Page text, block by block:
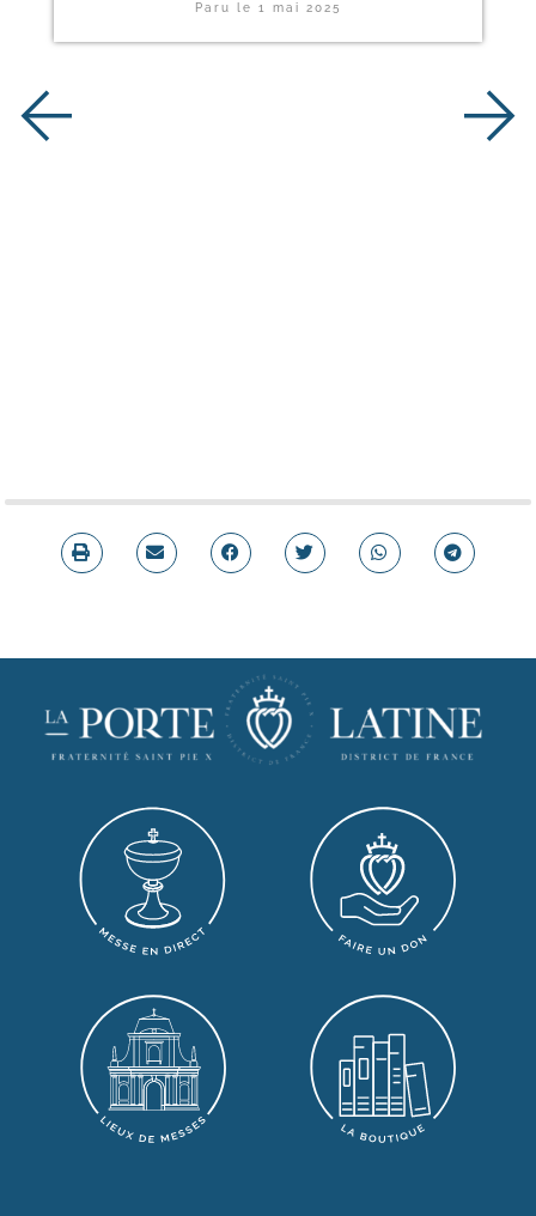
Paru le 1 mai 2025